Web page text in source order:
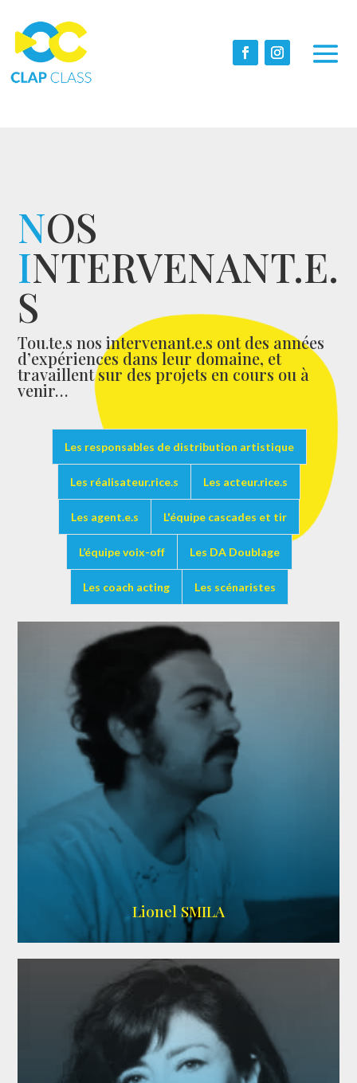
NOS
INTERVENANT.E.
S
Tou.te.s nos intervenant.e.s ont des années
d’expériences dans leur domaine, et
travaillent sur des projets en cours ou à
venir…
Les responsables de distribution artistique
Les réalisateur.rice.s Les acteur.rice.s
Les agent.e.s L'équipe cascades et tir
L’équipe voix-off Les DA Doublage
Les coach acting Les scénaristes
Lionel SMILA